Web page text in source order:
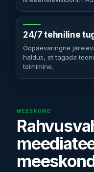
24/7 tehniline
Ööpäevaringne
haldus, et tagada
toimimine.
MEESKOND